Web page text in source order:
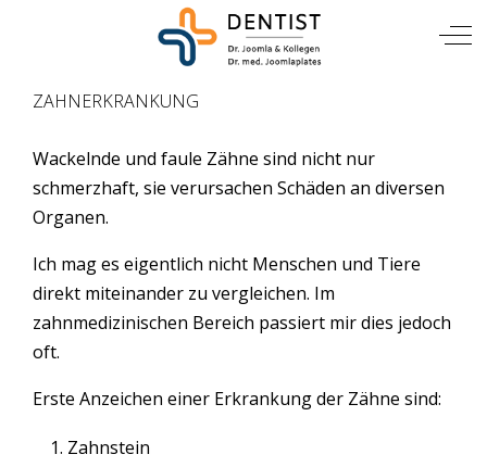
Mobile Menu Toggle
ZAHNERKRANKUNG
Wackelnde und faule Zähne sind nicht nur
schmerzhaft, sie verursachen Schäden an diversen
Organen.
Ich mag es eigentlich nicht Menschen und Tiere
direkt miteinander zu vergleichen. Im
zahnmedizinischen Bereich passiert mir dies jedoch
oft.
Erste Anzeichen einer Erkrankung der Zähne sind:
Zahnstein